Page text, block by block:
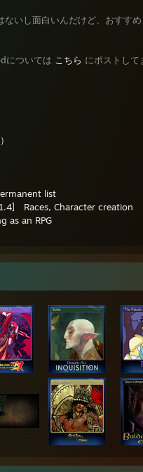
ないし面白いんだけど、おすす
については こちら にポストして
list
Races, Character creation
as an RPG